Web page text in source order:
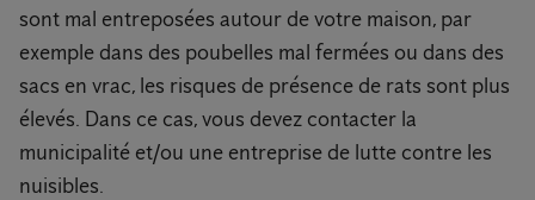
sont mal entreposées autour de votre maison, par
exemple dans des poubelles mal fermées ou dans des
sacs en vrac, les risques de présence de rats sont plus
élevés. Dans ce cas, vous devez contacter la
municipalité et/ou une entreprise de lutte contre les
nuisibles.